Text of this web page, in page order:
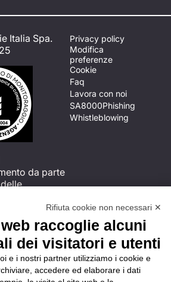
Italia Spa.
da parte
di Condotta, è
un
di
utilizzando
seguente
Privacy policy
Modifica
preferenze
Cookie
Faq
Lavora con noi
SA8000Phishing
Whistleblowing
Rifiuta cookie non necessari ✕
raccoglie alcuni
dei visitatori e utenti
e i nostri partner utilizziamo i cookie e
accedere ed elaborare i dati